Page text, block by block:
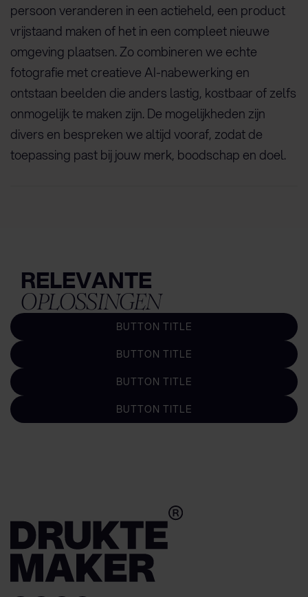
persoon veranderen in een actieheld, een product
vrijstaand maken of het in een compleet nieuwe
omgeving plaatsen. Zo combineren we echte
fotografie met creatieve AI-nabewerking en
ontstaan beelden die anders lastig, kostbaar of zelfs
onmogelijk te maken zijn. De mogelijkheden zijn
divers en bespreken we altijd vooraf, zodat de
toepassing past bij jouw merk, boodschap en doel.
RELEVANTE
OPLOSSINGEN
BUTTON TITLE
BUTTON TITLE
BUTTON TITLE
BUTTON TITLE